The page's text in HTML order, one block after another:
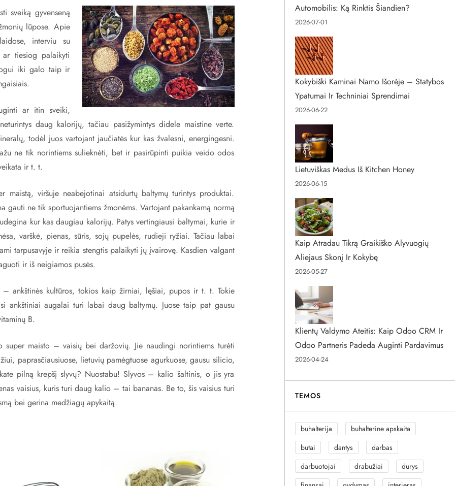
sveiką gyvenseną
lūpose. Apie
interviu su
tiesiog palaikyti
iki galo taip ir
ar itin sveiki,
daug kalorijų, tačiau pasižymintys didele maistine verte.
todėl juos vartojant jaučiatės kur kas žvalesni, energingesni.
ne tik norintiems sulieknėti, bet ir pasirūpinti puikia veido odos
ir t. t.
maistą, viršuje neabejotinai atsidurtų baltymų turintys produktai.
ne tik sportuojantiems žmonėms. Vartojant pakankamą normą
kur kas daugiau kalorijų. Patys vertingiausi baltymai, kurie ir
varškė, pienas, sūris, sojų pupelės, rudieji ryžiai. Tačiau labai
tarpusavyje ir reikia stengtis palaikyti jų įvairovę. Kasdien valgant
ir iš neigiamos pusės.
– ankštinės kultūros, tokios kaip žirniai, lęšiai, pupos ir t. t. Tokie
ankštiniai augalai turi labai daug baltymų. Juose taip pat gausu
B.
maisto – vaisių bei daržovių. Jie naudingi norintiems turėti
paprasčiausiuose, lietuvių pamėgtuose agurkuose, gausu silicio,
pilną krepšį slyvų? Nuostabu! Slyvos – kalio šaltinis, o jis yra
vaisius, kuris turi daug kalio – tai bananas. Be to, šis vaisius turi
bei gerina medžiagų apykaitą.
Automobilis: Ką Rinktis Šiandien?
2026-07-01
Kokybiški Kaminai Namo Išorėje – Statybos
Ypatumai Ir Techniniai Sprendimai
2026-06-22
Lietuviškas Medus Iš Kitchen Honey
2026-06-15
Kaip Atradau Tikrą Graikiško Alyvuogių
Aliejaus Skonį Ir Kokybę
2026-05-27
Klientų Valdymo Ateitis: Kaip Odoo CRM Ir
Odoo Partneris Padeda Auginti Pardavimus
2026-04-24
TEMOS
buhalterija
buhalterine apskaita
butai
dantys
darbas
darbuotojai
drabužiai
durys